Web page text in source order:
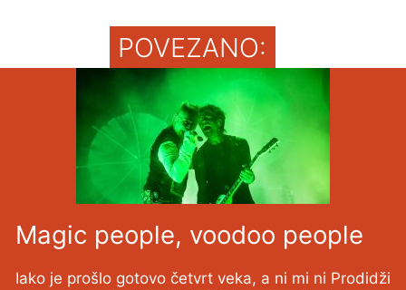
POVEZANO:
Magic people, voodoo people
Iako je prošlo gotovo četvrt veka, a ni mi ni Prodidži